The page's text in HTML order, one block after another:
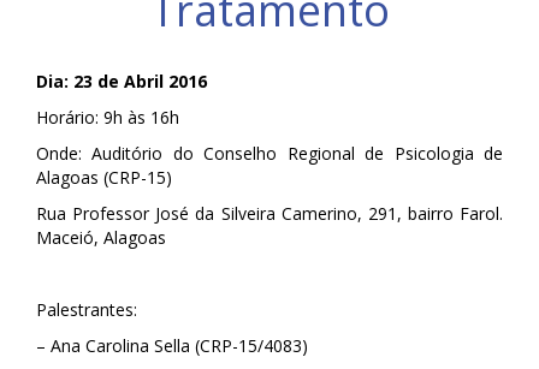
Dia: 23 de Abril 2016
Horário: 9h às 16h
Onde: Auditório do Conselho Regional de Psicologia de
Alagoas (CRP-15)
Rua Professor José da Silveira Camerino, 291, bairro Farol.
Maceió, Alagoas
Palestrantes:
– Ana Carolina Sella (CRP-15/4083)